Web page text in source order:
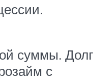
суммы. Долг
с